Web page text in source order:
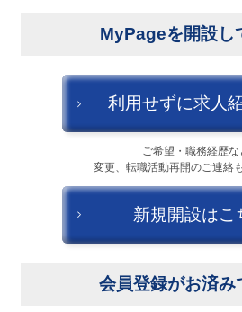
キャンセル
電気・電機
コンピュータハード・周辺
半導体
MyPageを開設し
利用せずに求人
ご希望・職務経歴な
変更、転職活動再開のご連絡
新規開設はこ
会員登録がお済み